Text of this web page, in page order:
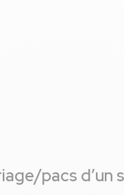
pacs d’un